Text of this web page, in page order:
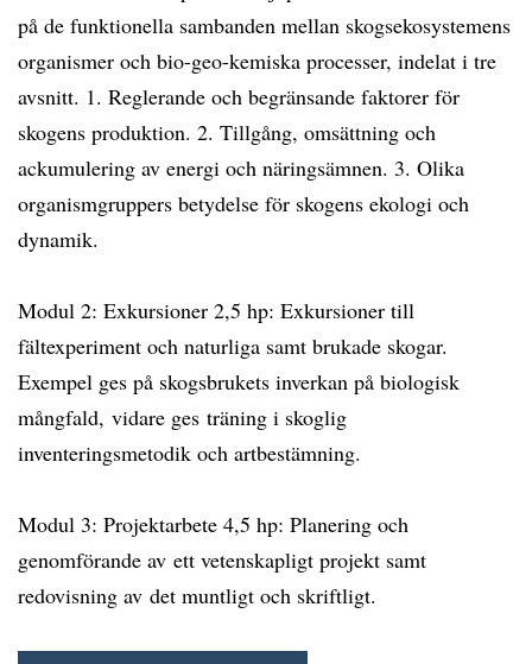
på de funktionella sambanden mellan skogsekosystemens
organismer och bio-geo-kemiska processer, indelat i tre
avsnitt. 1. Reglerande och begränsande faktorer för
skogens produktion. 2. Tillgång, omsättning och
ackumulering av energi och näringsämnen. 3. Olika
organismgruppers betydelse för skogens ekologi och
dynamik.
Modul 2: Exkursioner 2,5 hp: Exkursioner till
fältexperiment och naturliga samt brukade skogar.
Exempel ges på skogsbrukets inverkan på biologisk
mångfald, vidare ges träning i skoglig
inventeringsmetodik och artbestämning.
Modul 3: Projektarbete 4,5 hp: Planering och
genomförande av ett vetenskapligt projekt samt
redovisning av det muntligt och skriftligt.